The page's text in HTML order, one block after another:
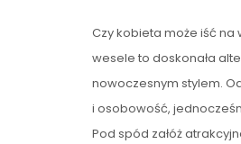
Czy kobieta może iść
wesele to doskonała
nowoczesnym stylem.
i osobowość,
Pod spód załóż